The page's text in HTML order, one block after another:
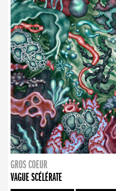
GROS COEUR
VAGUE SCÉLÉRATE